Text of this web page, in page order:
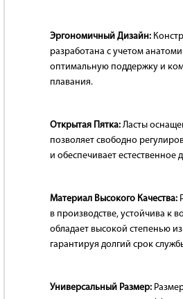
Эргономичный Дизайн:
разработана с учетом
оптимальную поддержку и
плавания.
Открытая Пятка: Ласты
позволяет свободно
и обеспечивает естественное
Материал Высокого Качества:
в производстве, устойчива к
обладает высокой степенью
гарантируя долгий срок
Универсальный Размер: